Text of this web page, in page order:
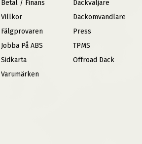
Betal / Finans
Villkor
Fälgprovaren
Jobba På ABS
Sidkarta
Varumärken
Däckväljare
Däckomvandlare
Press
TPMS
Offroad Däck